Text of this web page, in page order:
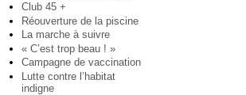
Club 45 +
Réouverture de la piscine
La marche à suivre
« C’est trop beau ! »
Campagne de vaccination
Lutte contre l’habitat
indigne